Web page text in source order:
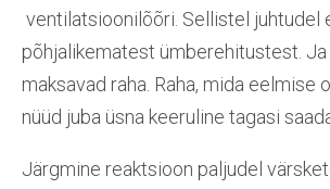
ventilatsioonilõõri. Sellistel juhtudel
põhjalikematest ümberehitustest.
maksavad raha. Raha, mida eelmise
nüüd juba üsna keeruline tagasi
Järgmine reaktsioon paljudel